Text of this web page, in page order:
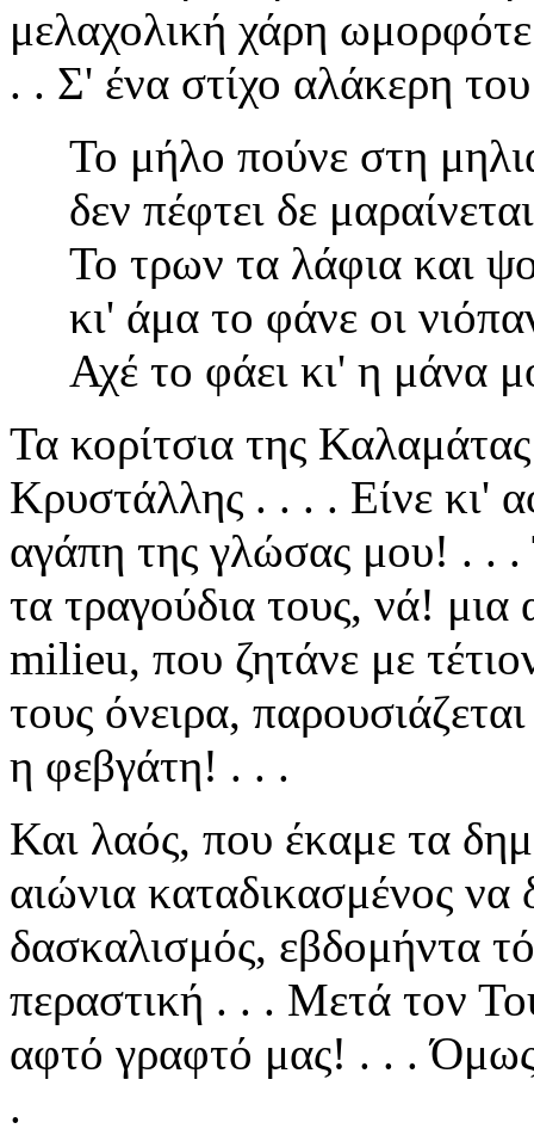
μελαχολική χάρη
. . Σ' ένα στίχο αλάκερη
Το μήλο πούνε στη
δεν πέφτει δε
Το τρων τα λάφια και
κι' άμα το φάνε οι
Αχέ το φάει κι' η μάνα
Τα κορίτσια της
Κρυστάλλης . . . . Είνε κι'
αγάπη της γλώσας μου! . .
τα τραγούδια τους, νά!
milieu, που ζητάνε με
τους όνειρα,
η φεβγάτη! . . .
Και λαός, που έκαμε τα
αιώνια καταδικασμένος
δασκαλισμός, εβδομήντα
περαστική . . . Μετά τον
αφτό γραφτό μας! . . . Όμως
.